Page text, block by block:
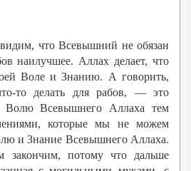
что Всевышний не обязан
наилучшее. Аллах делает, что
Воле и Знанию. А говорить,
то делать для рабов, — это
Волю Всевышнего Аллаха тем
которые мы не можем
и Знание Всевышнего Аллаха.
закончим, потому что дальше